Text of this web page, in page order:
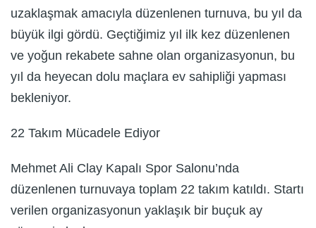
uzaklaşmak amacıyla düzenlenen turnuva, bu yıl da
büyük ilgi gördü. Geçtiğimiz yıl ilk kez düzenlenen
ve yoğun rekabete sahne olan organizasyonun, bu
yıl da heyecan dolu maçlara ev sahipliği yapması
bekleniyor.
22 Takım Mücadele Ediyor
Mehmet Ali Clay Kapalı Spor Salonu’nda
düzenlenen turnuvaya toplam 22 takım katıldı. Startı
verilen organizasyonun yaklaşık bir buçuk ay